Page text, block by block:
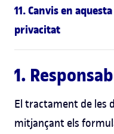
11. Canvis en
privacitat
1.
El tractament de les
mitjançant els